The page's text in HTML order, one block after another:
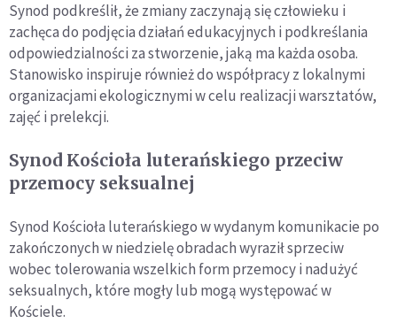
Synod podkreślił, że zmiany zaczynają się człowieku i
zachęca do podjęcia działań edukacyjnych i podkreślania
odpowiedzialności za stworzenie, jaką ma każda osoba.
Stanowisko inspiruje również do współpracy z lokalnymi
organizacjami ekologicznymi w celu realizacji warsztatów,
zajęć i prelekcji.
Synod Kościoła luterańskiego przeciw
przemocy seksualnej
Synod Kościoła luterańskiego w wydanym komunikacie po
zakończonych w niedzielę obradach wyraził sprzeciw
wobec tolerowania wszelkich form przemocy i nadużyć
seksualnych, które mogły lub mogą występować w
Kościele.